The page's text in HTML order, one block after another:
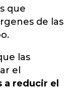
que
de las
las
el
a reducir el